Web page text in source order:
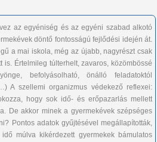
az egyéniség és az egyéni szabad alkotó
döntő fontosságú fejlődési idején át.
a mai iskola, még az újabb, nagyrészt csak
is. Értelmileg túlterhelt, zavaros, közömbössé
befolyásolható, önálló feladatoktól
A szellemi organizmus védekező reflexei:
hogy sok idő- és erőpazarlás mellett
De akkor minek a gyermekévek szépséges
Pontos adatok gyűjtésével megállapították,
múlva kikérdezett gyermekek bámulatos